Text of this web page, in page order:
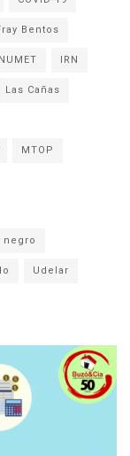
Bentos
INUMET IRN
Las Cañas
MTOP
negro
Udelar